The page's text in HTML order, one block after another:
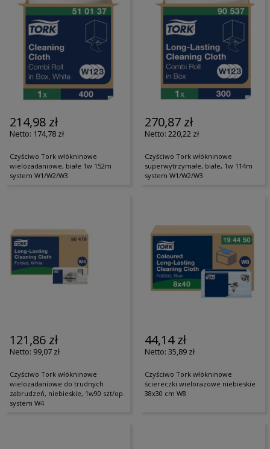
214,98 zł
174,78 zł
Czyściwo Tork włókninowe
wielozadaniowe, białe 1w 152m
system W1/W2/W3
270,87 zł
220,22 zł
Czyściwo Tork włókninowe
superwytrzymałe, białe, 1w 114m
system W1/W2/W3
121,86 zł
99,07 zł
Czyściwo Tork włókninowe
wielozadaniowe do trudnych
zabrudzeń, niebieskie, 1w90 szt/op.
system W4
44,14 zł
35,89 zł
Czyściwo Tork włókninowe
ściereczki wielorazowe niebieskie
38x30 cm W8